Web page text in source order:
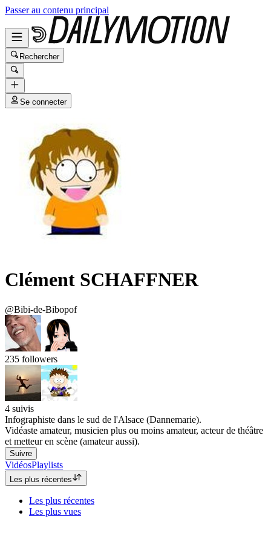
Passer au contenu principal
Rechercher
Se connecter
Clément SCHAFFNER
@Bibi-de-Bibopof
235 followers
4 suivis
Infographiste dans le sud de l'Alsace (Dannemarie).
Vidéaste amateur, musicien plus ou moins amateur, acteur de théâtre
et metteur en scène (amateur aussi).
Suivre
VidéosPlaylists
Les plus récentes
Les plus récentes
Les plus vues